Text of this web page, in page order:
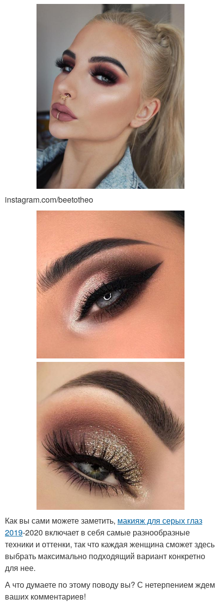
instagram.com/beetotheo
Как вы сами можете заметить, макияж для серых глаз
2019-2020 включает в себя самые разнообразные
техники и оттенки, так что каждая женщина сможет здесь
выбрать максимально подходящий вариант конкретно
для нее.
А что думаете по этому поводу вы? С нетерпением ждем
ваших комментариев!